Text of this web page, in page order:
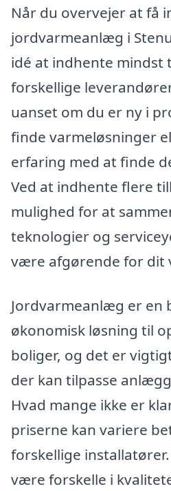
Når du overvejer at få
jordvarmeanlæg i
idé at indhente mindst
forskellige
uanset om du er ny i
finde varmeløsninger
erfaring med at finde
Ved at indhente flere
mulighed for at
teknologier og
være afgørende for dit
Jordvarmeanlæg er
økonomisk løsning til
boliger, og det er
der kan tilpasse
Hvad mange ikke er
priserne kan variere
forskellige
være forskelle i